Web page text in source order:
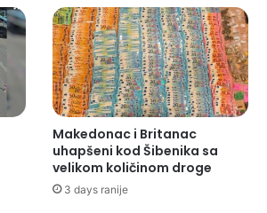
Makedonac i Britanac
uhapšeni kod Šibenika sa
velikom količinom droge
3 days ranije